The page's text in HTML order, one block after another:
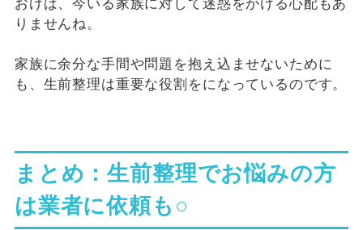
おけば、今いる家族に対して迷惑をかける心配もあ
りませんね。
家族に余分な手間や問題を抱え込ませないために
も、生前整理は重要な役割をになっているのです。
まとめ：生前整理でお悩みの方
は業者に依頼も○